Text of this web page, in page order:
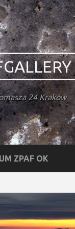
24 Kraków
ZPAF OK